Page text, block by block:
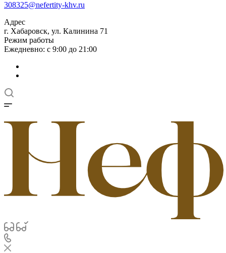
308325@nefertity-khv.ru
Адрес
г. Хабаровск, ул. Калинина 71
Режим работы
Ежедневно: с 9:00 до 21:00